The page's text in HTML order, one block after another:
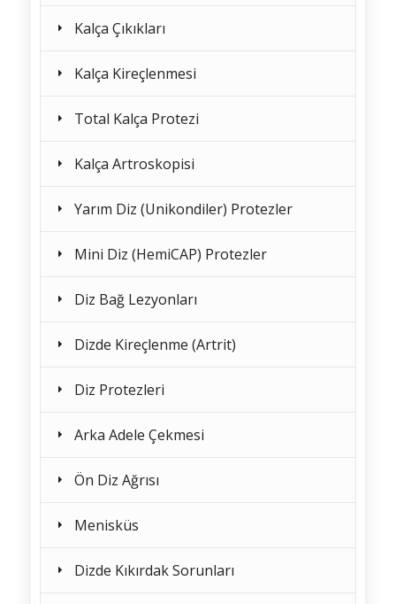
Kalça Çıkıkları
Kalça Kireçlenmesi
Total Kalça Protezi
Kalça Artroskopisi
Yarım Diz (Unikondiler) Protezler
Mini Diz (HemiCAP) Protezler
Diz Bağ Lezyonları
Dizde Kireçlenme (Artrit)
Diz Protezleri
Arka Adele Çekmesi
Ön Diz Ağrısı
Menisküs
Dizde Kıkırdak Sorunları